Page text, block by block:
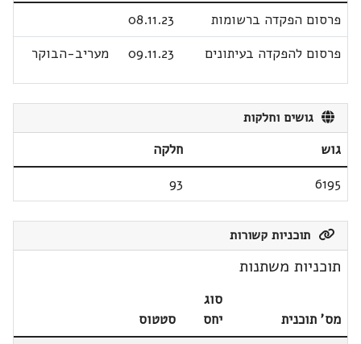
פרסום הפקדה ברשומות
08.11.23
פרסום להפקדה בעיתונים
09.11.23 מעריב-הבוקר
גושים וחלקות
גוש
חלקה
6195
93
תוכניות קשורות
תוכניות משתנות
מס' תוכנית
סוג
יחס
סטטוס